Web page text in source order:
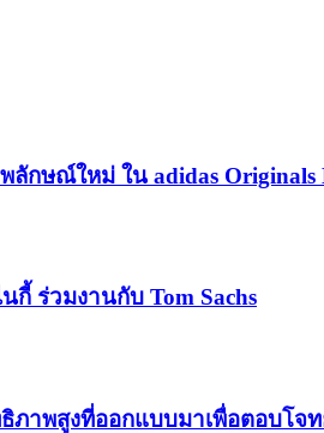
ลักษณ์ใหม่ ใน adidas Originals
กี้ ร่วมงานกับ Tom Sachs
ภาพสูงที่ออกแบบมาเพื่อตอบโ